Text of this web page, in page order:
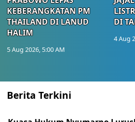
KEBERANGKATAN PM
THAILAND DI LANUD
HALIM
5 Aug 2026, 5:00 AM
DI
4 Aug
Berita Terkini